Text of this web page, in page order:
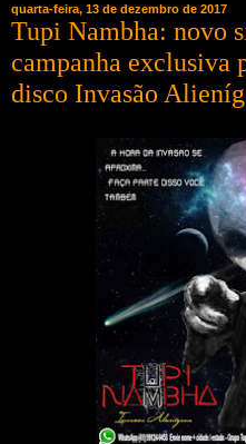
quarta-feira, 13 de dezembro de 2017
Tupi Nambha: novo
campanha exclusiva
disco Invasão